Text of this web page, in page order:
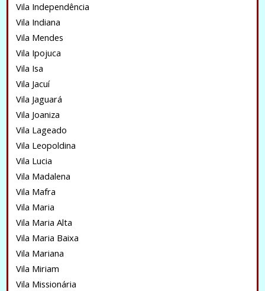
Vila Independência
Vila Indiana
Vila Mendes
Vila Ipojuca
Vila Isa
Vila Jacuí
Vila Jaguará
Vila Joaniza
Vila Lageado
Vila Leopoldina
Vila Lucia
Vila Madalena
Vila Mafra
Vila Maria
Vila Maria Alta
Vila Maria Baixa
Vila Mariana
Vila Miriam
Vila Missionária